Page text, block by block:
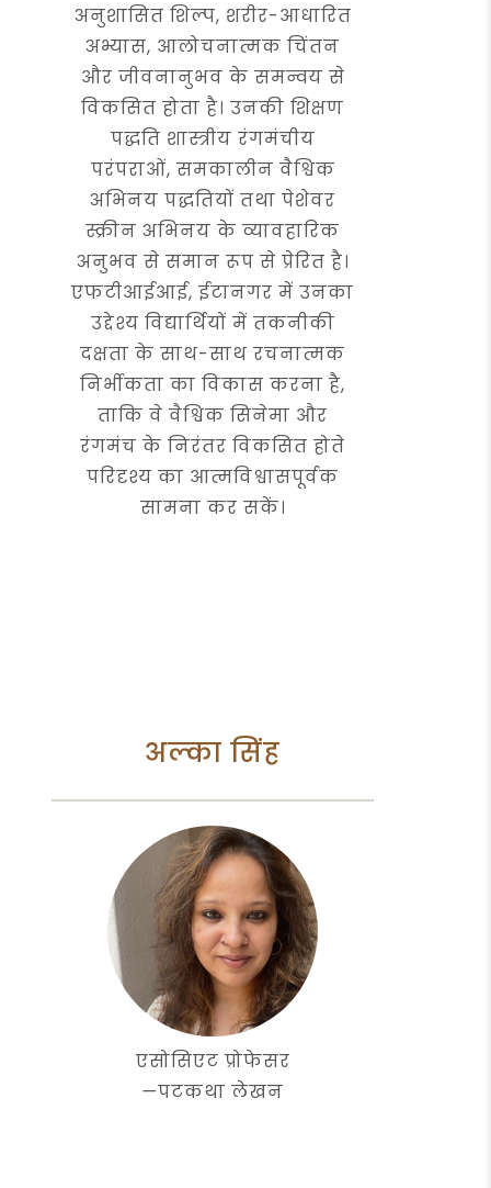
अनुशासित शिल्प, शरीर-आधारित
अभ्यास, आलोचनात्मक चिंतन
और जीवनानुभव के समन्वय से
विकसित होता है। उनकी शिक्षण
पद्धति शास्त्रीय रंगमंचीय
परंपराओं, समकालीन वैश्विक
अभिनय पद्धतियों तथा पेशेवर
स्क्रीन अभिनय के व्यावहारिक
अनुभव से समान रूप से प्रेरित है।
एफटीआईआई, ईटानगर में उनका
उद्देश्य विद्यार्थियों में तकनीकी
दक्षता के साथ-साथ रचनात्मक
निर्भीकता का विकास करना है,
ताकि वे वैश्विक सिनेमा और
रंगमंच के निरंतर विकसित होते
परिदृश्य का आत्मविश्वासपूर्वक
सामना कर सकें।
अल्का सिंह
एसोसिएट प्रोफेसर
—पटकथा लेखन